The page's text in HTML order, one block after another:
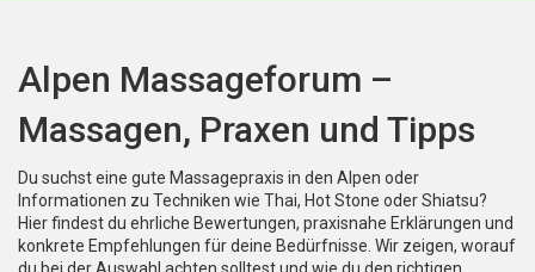
Alpen Massageforum –
Massagen, Praxen und Tipps
Du suchst eine gute Massagepraxis in den Alpen oder
Informationen zu Techniken wie Thai, Hot Stone oder Shiatsu?
Hier findest du ehrliche Bewertungen, praxisnahe Erklärungen und
konkrete Empfehlungen für deine Bedürfnisse. Wir zeigen, worauf